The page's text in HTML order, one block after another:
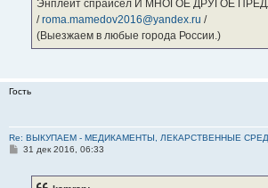
Энплейт спрайсел И МНОГОЕ ДРУГОЕ
/roma.mamedov2016@yandex.ru /
(Выезжаем в любые города России.)
Гость
Re: ВЫКУПАЕМ - МЕДИКАМЕНТЫ, ЛЕКАРСТВЕННЫЕ
С31 дек 2016, 06:33